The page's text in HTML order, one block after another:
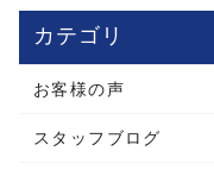
カテゴリ
お客様の声
スタッフブログ